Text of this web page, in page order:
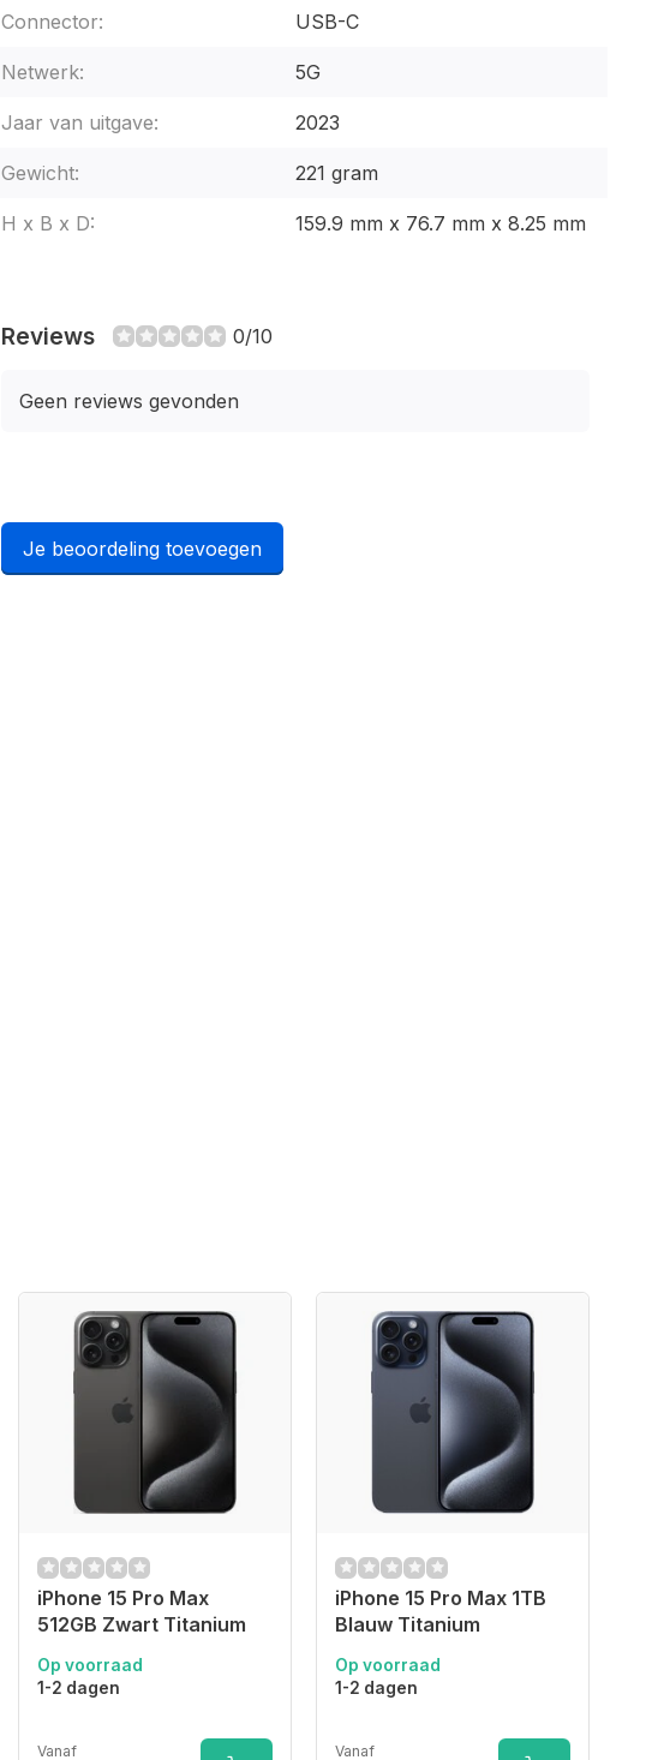
Connector: USB-C
Netwerk: 5G
Jaar van uitgave: 2023
Gewicht: 221 gram
H x B x D: 159.9 mm x 76.7 mm x 8.25 mm
Reviews 0/10
Geen reviews gevonden
Je beoordeling toevoegen
iPhone 15 Pro Max
512GB Zwart Titanium
Op voorraad
1-2 dagen
Vanaf
iPhone 15 Pro Max 1TB
Blauw Titanium
Op voorraad
1-2 dagen
Vanaf